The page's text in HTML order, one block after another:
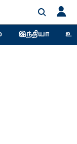
இந்தியா